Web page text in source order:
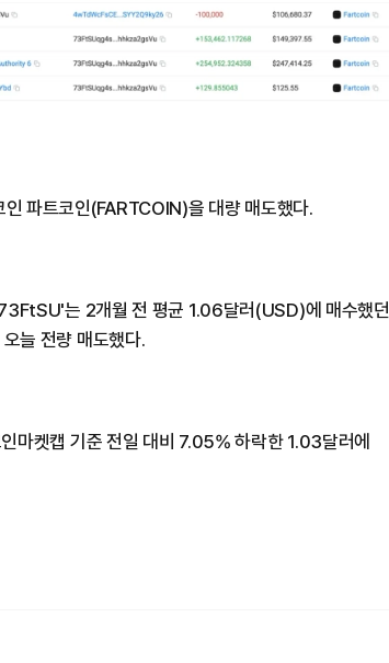
파트코인(FARTCOIN)을 대량 매도했다.
는 2개월 전 평균 1.06달러(USD)에 매수했던
늘 전량 매도했다.
마켓캡 기준 전일 대비 7.05% 하락한 1.03달러에